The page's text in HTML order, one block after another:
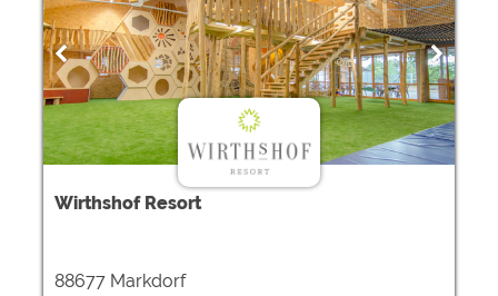
Wirthshof Resort
88677 Markdorf